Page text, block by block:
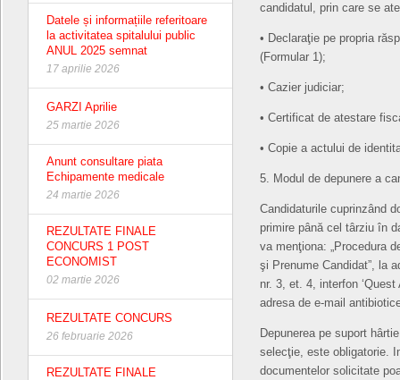
Datele și informațiile referitoare
la activitatea spitalului public
ANUL 2025 semnat
17 aprilie 2026
GARZI Aprilie
25 martie 2026
Anunt consultare piata
Echipamente medicale
24 martie 2026
REZULTATE FINALE
CONCURS 1 POST
ECONOMIST
02 martie 2026
REZULTATE CONCURS
26 februarie 2026
REZULTATE FINALE
candidatul, prin care se
• Declaraţie pe propria
(Formular 1);
• Cazier judiciar;
• Certificat de atestare
• Copie a actului de
5. Modul de depunere a
Candidaturile cuprinzând
primire până cel târziu în
va menţiona: „Procedura
şi Prenume Candidat”, la
nr. 3, et. 4, interfon
adresa de e-mail
Depunerea pe suport
selecţie, este obligatorie.
documentelor solicitate